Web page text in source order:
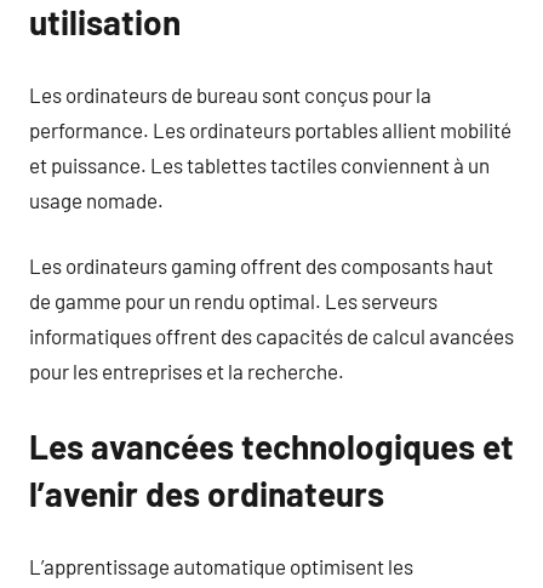
utilisation
Les ordinateurs de bureau sont conçus pour la
performance. Les ordinateurs portables allient mobilité
et puissance. Les tablettes tactiles conviennent à un
usage nomade.
Les ordinateurs gaming offrent des composants haut
de gamme pour un rendu optimal. Les serveurs
informatiques offrent des capacités de calcul avancées
pour les entreprises et la recherche.
Les avancées technologiques et
l’avenir des ordinateurs
L’apprentissage automatique optimisent les